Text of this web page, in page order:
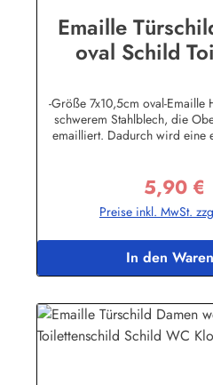
Emaille
oval Schild
-Größe 7x10,5cm oval-Emaille
schwerem Stahlblech, die
emailliert. Dadurch wird eine
enthalten sind, dürfen nur lose
die Lackierung abplatzen
auch nach Wunsch gefertigt
Binikowski
5,90 €
Preise inkl. MwSt.
In den